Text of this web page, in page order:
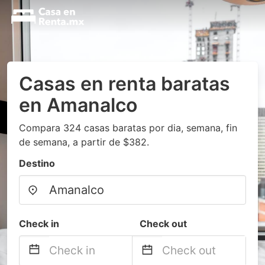
Casas en renta baratas
en Amanalco
Compara 324 casas baratas por dia, semana, fin
de semana, a partir de $382.
Destino
Check in Check out